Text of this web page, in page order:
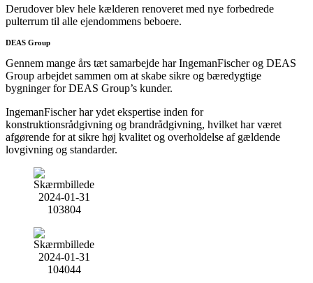
Derudover blev hele kælderen renoveret med nye forbedrede
pulterrum til alle ejendommens beboere.
DEAS Group
Gennem mange års tæt samarbejde har IngemanFischer og DEAS
Group arbejdet sammen om at skabe sikre og bæredygtige
bygninger for DEAS Group’s kunder.
IngemanFischer har ydet ekspertise inden for
konstruktionsrådgivning og brandrådgivning, hvilket har været
afgørende for at sikre høj kvalitet og overholdelse af gældende
lovgivning og standarder.